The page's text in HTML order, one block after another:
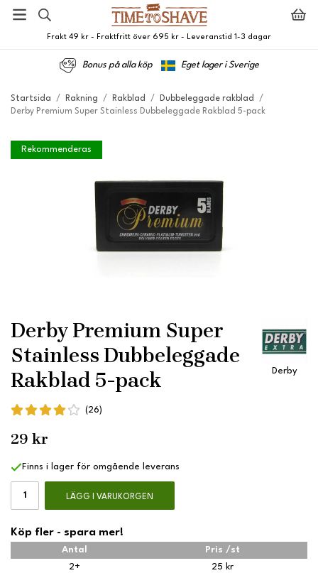
Frakt 49 kr - Fraktfritt över 695 kr - Leveranstid 1-3 dagar
Bonus på alla köp Eget lager i Sverige
Startsida / Rakning / Rakblad / Dubbeleggade rakblad
/
Derby Premium Super Stainless Dubbeleggade Rakblad 5-pack
Rekommenderas
Derby Premium Super
Stainless Dubbeleggade
Rakblad 5-pack
Derby
(26)
29 kr
Finns i lager för omgående leverans
LÄGG I VARUKORGEN
Köp fler - spara mer!
Antal
Pris /st
2+
25 kr